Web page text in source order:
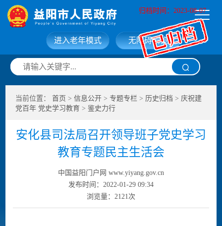
归档时间：2023-08-07
网站首页 走进益阳
信息公开 政务服务
互动交流 政府数据
无障碍浏览
进入老年模式
当前位置：首页 >信息公开 >专题专栏 > 历史归档 > 庆祝建
党百年 党史学习教育 >鉴史力行
安化县司法局召开领导班子党史学习
教育专题民主生活会
中国益阳门户网 www.yiyang.gov.cn
发布时间：2022-01-29 09:34
浏览量： 2121次